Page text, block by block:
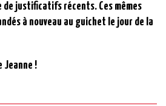
justificatifs récents. Ces mêmes
à nouveau au guichet le jour de la
Jeanne !